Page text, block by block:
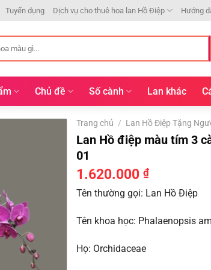
Tuyển dụng Dịch vụ cho thuê hoa lan Hồ Điệp Hướng
Chủ đề Số cành Lan khác
Trang chủ / Lan Hồ Điệp Tặng
Lan Hồ điệp màu tím 3
01
1.620.000 ₫
Tên thường gọi: Lan Hồ Điệp
Tên khoa học: Phalaenopsis
Họ: Orchidaceae